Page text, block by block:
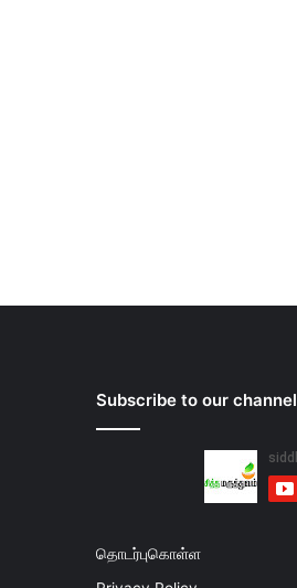
Subscribe to our channel
தொடர்புகொள்ள